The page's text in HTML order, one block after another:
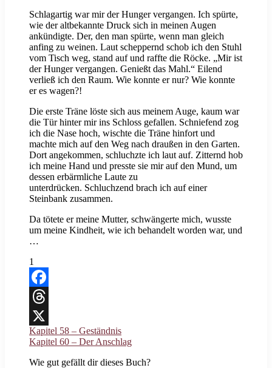
Schlagartig war mir der Hunger vergangen. Ich spürte,
wie der altbekannte Druck sich in meinen Augen
ankündigte. Der, den man spürte, wenn man gleich
anfing zu weinen. Laut scheppernd schob ich den Stuhl
vom Tisch weg, stand auf und raffte die Röcke. „Mir ist
der Hunger vergangen. Genießt das Mahl.“ Eilend
verließ ich den Raum. Wie konnte er nur? Wie konnte
er es wagen?!
Die erste Träne löste sich aus meinem Auge, kaum war
die Tür hinter mir ins Schloss gefallen. Schniefend zog
ich die Nase hoch, wischte die Träne hinfort und
machte mich auf den Weg nach draußen in den Garten.
Dort angekommen, schluchzte ich laut auf. Zitternd hob
ich meine Hand und presste sie mir auf den Mund, um
dessen erbärmliche Laute zu
unterdrücken. Schluchzend brach ich auf einer
Steinbank zusammen.
Da tötete er meine Mutter, schwängerte mich, wusste
um meine Kindheit, wie ich behandelt worden war, und
…
1
Facebook
Threads
X
Kapitel 58 – Geständnis
Kapitel 60 – Der Anschlag
Wie gut gefällt dir dieses Buch?